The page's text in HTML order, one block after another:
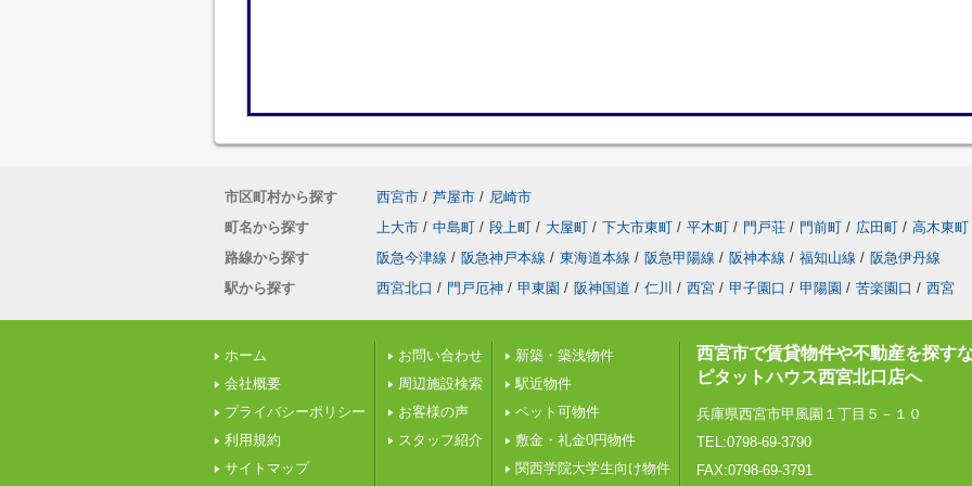
市区町村から探す 西宮市 / 芦屋市 / 尼崎市
町名から探す
上大市 / 中島町 / 段上町 / 大屋町 / 下大市東町 / 平木町 / 門戸荘 / 門前町 / 広田町 / 高木東町
路線から探す
阪急今津線 / 阪急神戸本線 / 東海道本線 / 阪急甲陽線 / 阪神本線 / 福知山線 / 阪急伊丹線
駅から探す
西宮北口 / 門戸厄神 / 甲東園 / 阪神国道 / 仁川 / 西宮 / 甲子園口 / 甲陽園 / 苦楽園口 / 西宮
ホーム
会社概要
プライバシーポリシー
利用規約
サイトマップ
お問い合わせ
周辺施設検索
お客様の声
スタッフ紹介
新築・築浅物件
駅近物件
ペット可物件
敷金・礼金0円物件
関西学院大学生向け物件
西宮市で賃貸物件や不動産を探す
ピタットハウス西宮北口店へ
兵庫県西宮市甲風園１丁目５－１０
TEL:0798-69-3790
FAX:0798-69-3791